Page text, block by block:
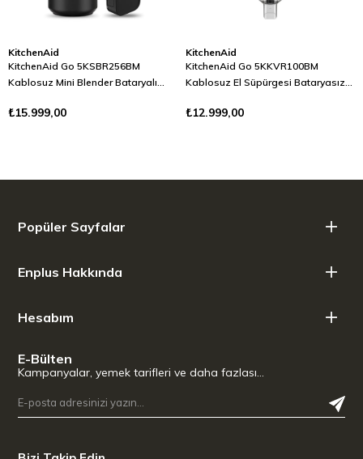
KitchenAid
KitchenAid Go 5KSBR256BM
Kablosuz Mini Blender Bataryalı
₺15.999,00
KitchenAid
KitchenAid Go 5KKVR100BM
Kablosuz El Süpürgesi Bataryasız
₺12.999,00
Popüler Sayfalar
Enplus Hakkında
Hesabım
E-Bülten
Kampanyalar, yemek tarifleri ve daha fazlası…